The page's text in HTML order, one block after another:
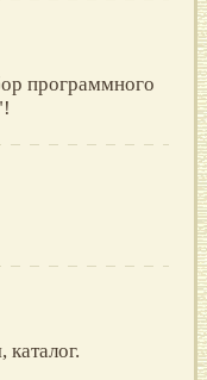
программного